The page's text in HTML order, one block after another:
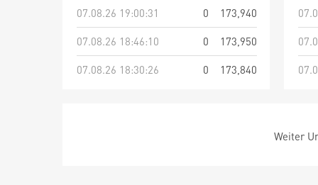
07.08.26 19:00:31
0
173,940
07.08.26 18:46:10
0
173,950
07.08.26 18:30:26
0 173,840
Weiter